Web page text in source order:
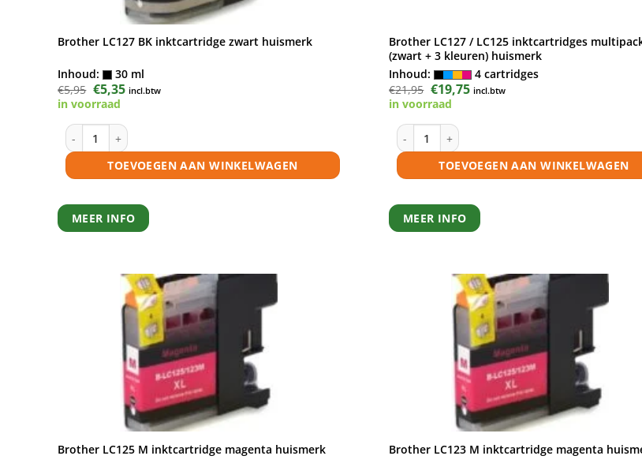
Brother LC127 BK inktcartridge zwart huismerk
Inhoud:
30 ml
€5,95 Oorspronkelijke
prijs
was:
€5,95.
€5,35Huidige
prijs
incl.btw
in voorraad
Brother LC127 BK inktcartridge zwart huismerk aantal
TOEVOEGEN AAN WINKELWAGEN
MEER INFO
Brother LC127 / LC125 inktcartridges
(zwart + 3 kleuren) huismerk
Inhoud:
4 cartridges
€21,95 Oorspronkelijke
prijs
was:
€21,95.
€19,75Huidige
prijs
incl.btw
in voorraad
Brother LC127 / LC125 inktcartridges multipack
TOEVOEGEN AAN WINKELWAGEN
MEER INFO
Brother LC125 M inktcartridge magenta huismerk Brother LC123 M inktcartridge magenta